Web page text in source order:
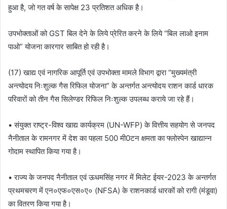
हुआ है, जो गत वर्ष के सापेक्ष 23 प्रतिशत अधिक है।
उपभोक्ताओं को GST बिल देने के लिये प्रेरित करने के लिये “बिल लाओ इनाम
पाओ” योजना कारगार साबित हो रही है।
(17) खाद्य एवं नागरिक आपूर्ति एवं उपभोक्ता मामले विभाग द्वारा “मुख्यमंत्री
अन्त्योदय निःशुल्क गैस रिफिल योजना” के अन्तर्गत अन्त्योदय राशन कार्ड धारक
परिवारों को तीन गैस सिलेण्डर रिफिल निःशुल्क उपलब्ध कराये जा रहे हैं।
• संयुक्त राष्ट्र-विश्व खाद्य कार्यक्रम (UN-WFP) के वित्तीय सहयोग से जनपद
नैनीताल के रामनगर में देश का पहला 500 मी0टन क्षमता का फ्लोस्पेन खाद्यान्न
गोदाम स्थापित किया गया है।
• राज्य के जनपद नैनीताल एवं ऊधमसिंह नगर में मिलेट ईयर-2023 के अन्तर्गत
प्रथमचरण में एन०एफ०एस०ए० (NFSA) के राशनकार्ड धारकों को रागी (मंडूवा)
का वितरण किया गया है।